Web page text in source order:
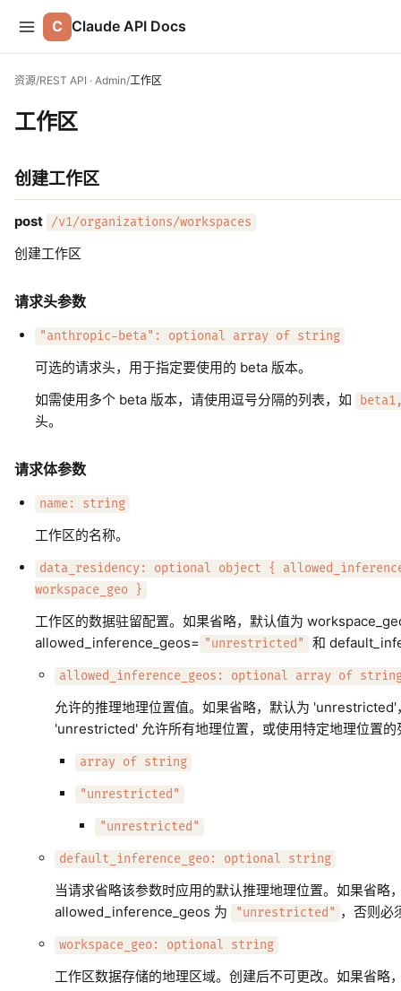
C Claude API Docs
资源/REST API · Admin/工作区
工作区
创建工作区
post /v1/organizations/workspaces
创建工作区
请求头参数
"anthropic-beta": optional array of string
可选的请求头，用于指定要使用的 beta 版本。
如需使用多个 beta 版本，请使用逗号分隔的列表，如
头。
请求体参数
name: string
工作区的名称。
data_residency: optional object {
workspace_geo }
工作区的数据驻留配置。如果省略，默认值为
allowed_inference_geos= "unrestricted" 和
allowed_inference_geos: optional array of
允许的推理地理位置值。如果省略，默认为
'unrestricted' 允许所有地理位置，或使用特定地理位置的
array of string
"unrestricted"
"unrestricted"
default_inference_geo: optional string
当请求省略该参数时应用的默认推理地理位置。如果省略
allowed_inference_geos 为
"unrestricted" ，否则
workspace_geo: optional string
工作区数据存储的地理区域。创建后不可更改。如果省略